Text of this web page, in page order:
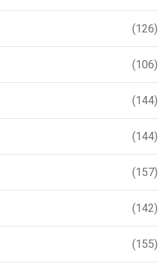
(126)
(106)
(144)
(144)
(157)
(142)
(155)